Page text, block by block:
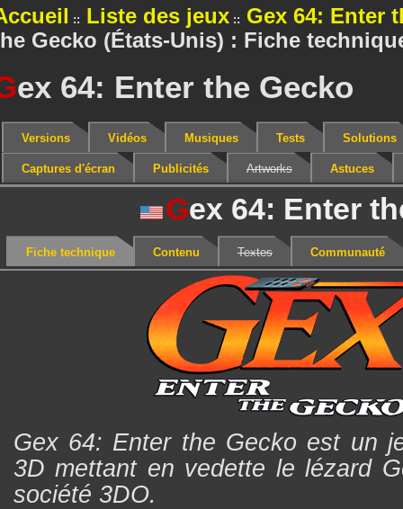
Liste des jeux
Gex 64: Enter
Gecko (États-Unis) : Fiche
ex 64: Enter the Gecko
Versions Vidéos Musiques Tests Solutions
Captures d'écran Publicités Artworks Astuces
Gex 64: Enter
Fiche technique Contenu Textes Communauté
Gex 64: Enter the Gecko est un
3D mettant en vedette le lézard
société 3DO.